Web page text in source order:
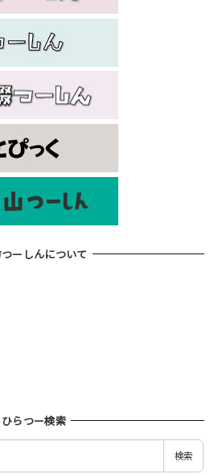
ーしんについて
ひらつー検索
検索